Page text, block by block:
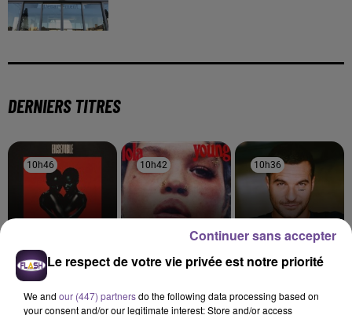
DERNIERS TITRES
10h46
10h46
CORNEILLE FEAT VITAA
Ensemble
10h42
10h42
LOLA YOUNG
10h36
10h36
AMIR
10h33
10h33 10h31
10h31 10h27
10h27
Le respect de votre vie privée est notre priorité
We and our (447) partnersdo the following data processing based on
your consent and/or our legitimate interest: Store and/or access
Continuer sans accepter